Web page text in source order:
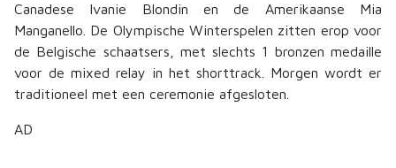
Canadese Ivanie Blondin en de Amerikaanse Mia
Manganello. De Olympische Winterspelen zitten erop voor
de Belgische schaatsers, met slechts 1 bronzen medaille
voor de mixed relay in het shorttrack. Morgen wordt er
traditioneel met een ceremonie afgesloten.
AD